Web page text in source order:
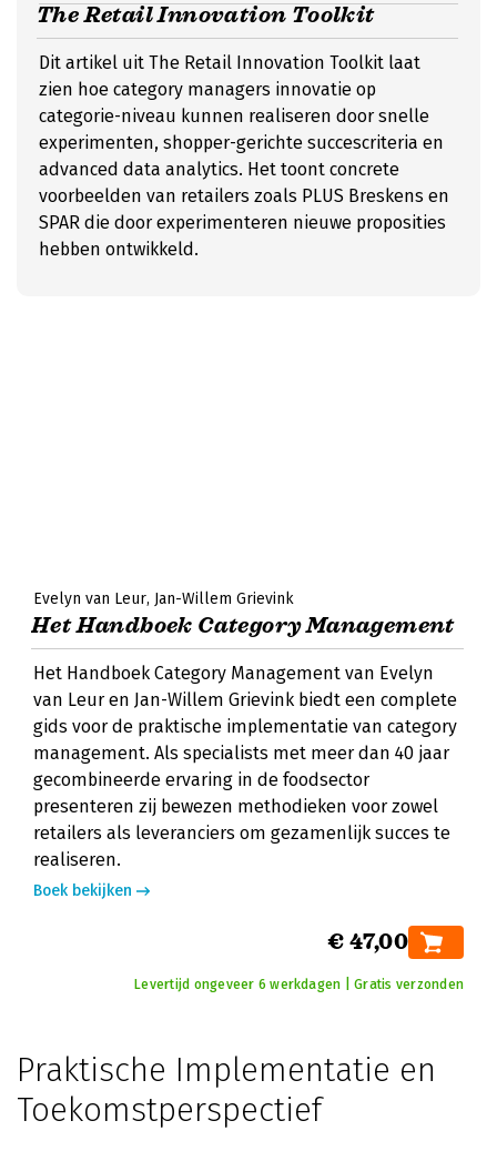
The Retail Innovation Toolkit
Dit artikel uit The Retail Innovation Toolkit laat
zien hoe category managers innovatie op
categorie-niveau kunnen realiseren door snelle
experimenten, shopper-gerichte succescriteria en
advanced data analytics. Het toont concrete
voorbeelden van retailers zoals PLUS Breskens en
SPAR die door experimenteren nieuwe proposities
hebben ontwikkeld.
Evelyn van Leur Jan-Willem Grievink
Het Handboek Category Management
Het Handboek Category Management van Evelyn
van Leur en Jan-Willem Grievink biedt een complete
gids voor de praktische implementatie van category
management. Als specialists met meer dan 40 jaar
gecombineerde ervaring in de foodsector
presenteren zij bewezen methodieken voor zowel
retailers als leveranciers om gezamenlijk succes te
realiseren.
Boek bekijken
€ 47,00
Levertijd ongeveer 6 werkdagen | Gratis verzonden
Praktische Implementatie en
Toekomstperspectief